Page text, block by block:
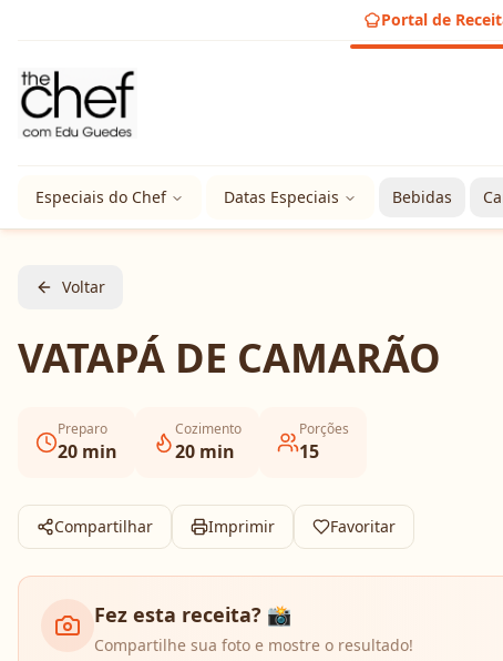
Portal de
Especiais do Chef Datas Especiais Bebidas
Voltar
VATAPÁ DE CAMARÃO
Preparo
20 min
Cozimento
20 min
Porções
15
Compartilhar Imprimir Favoritar
Fez esta receita? 📸
Compartilhe sua foto e mostre o resultado!